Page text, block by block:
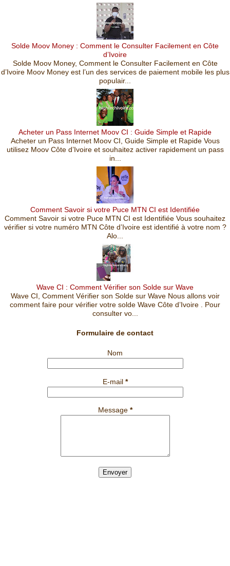
Solde Moov Money : Comment le Consulter Facilement en Côte
d’Ivoire
Solde Moov Money, Comment le Consulter Facilement en Côte
d’Ivoire Moov Money est l’un des services de paiement mobile les plus
populair...
Acheter un Pass Internet Moov CI : Guide Simple et Rapide
Acheter un Pass Internet Moov CI, Guide Simple et Rapide Vous
utilisez Moov Côte d’Ivoire et souhaitez activer rapidement un pass
in...
Comment Savoir si votre Puce MTN CI est Identifiée
Comment Savoir si votre Puce MTN CI est Identifiée Vous souhaitez
vérifier si votre numéro MTN Côte d’Ivoire est identifié à votre nom ?
Alo...
Wave CI : Comment Vérifier son Solde sur Wave
Wave CI, Comment Vérifier son Solde sur Wave Nous allons voir
comment faire pour vérifier votre solde Wave Côte d’Ivoire . Pour
consulter vo...
Formulaire de contact
Nom
E-mail *
Message *